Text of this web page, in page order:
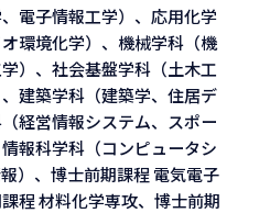
電子情報工学）、応用化学
環境化学）、機械学科（機
）、社会基盤学科（土木工
建築学科（建築学、住居デ
経営情報システム、スポー
報科学科（コンピュータシ
）、博士前期課程 電気電子
程 材料化学専攻、博士前期